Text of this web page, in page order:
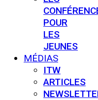
POUR
LES
JEUNES
MÉDIAS
ITW
ARTICLES